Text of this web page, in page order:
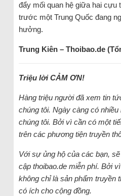
đẩy mối quan hệ giữa hai cựu
trước một Trung Quốc đang
hưởng.
Trung Kiên – Thoibao.de
Triệu lời CẢM ƠN!
Hàng triệu người đã xem tin
chúng tôi. Ngày càng có
chúng tôi. Bởi vì cần có một
trên các phương tiện truyền
Với sự ủng hộ của các bạn,
cập thoibao.de miễn phí. Bởi
không chỉ là sản phẩm truyền
có ích cho cộng đồng.